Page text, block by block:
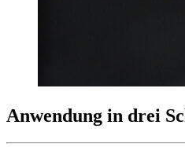
Anwendung in drei